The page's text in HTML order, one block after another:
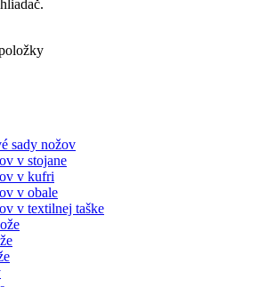
sady nožov
v stojane
v kufri
v obale
v textilnej taške